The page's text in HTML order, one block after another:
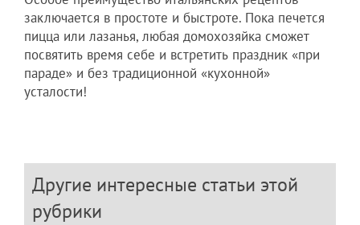
заключается в простоте и быстроте. Пока печется
пицца или лазанья, любая домохозяйка сможет
посвятить время себе и встретить праздник «при
параде» и без традиционной «кухонной»
усталости!
Другие интересные статьи этой
рубрики